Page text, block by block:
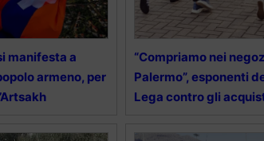
manifesta a
armeno, per
“Compriamo nei
Palermo”, esponenti
Lega contro gli